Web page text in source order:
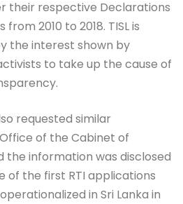
their respective Declarations
2010 to 2018. TISL is
the interest shown by
to take up the cause of
requested similar
of the Cabinet of
the information was disclosed
of the first RTI applications
in Sri Lanka in